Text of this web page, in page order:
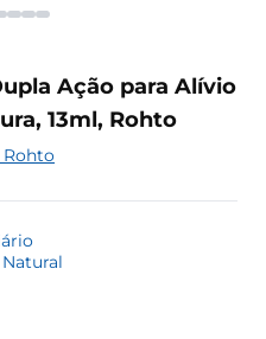
Ação para Alívio
13ml, Rohto
Rohto